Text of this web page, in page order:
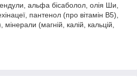
альфа бісаболол, олія Ши,
пантенол (про вітамін В5),
(магній, калій, кальцій,